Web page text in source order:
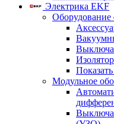
Электрика EKF
Оборудование
Модульное